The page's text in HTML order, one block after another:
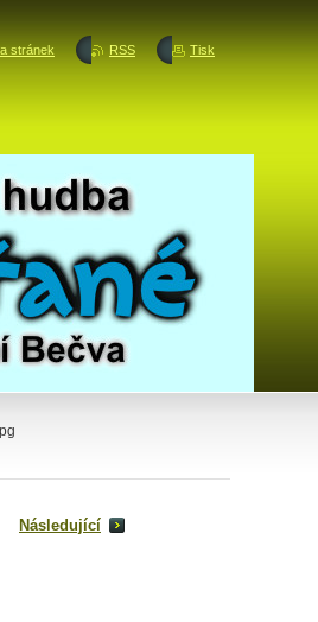
Následující
stránek RSS Tisk